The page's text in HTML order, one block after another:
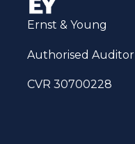
Ernst & Young
Authorised Auditor
CVR 30700228